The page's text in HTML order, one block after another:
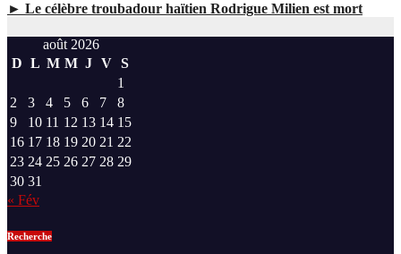
► Le célèbre troubadour haïtien Rodrigue Milien est mort
août 2026
D L M M J V S
1
2
3 4 5 6 7
8
9
10 11 12 13 14 15
16 17 18 19 20 21 22
23 24 25 26 27 28 29
30 31
« Fév
Recherche